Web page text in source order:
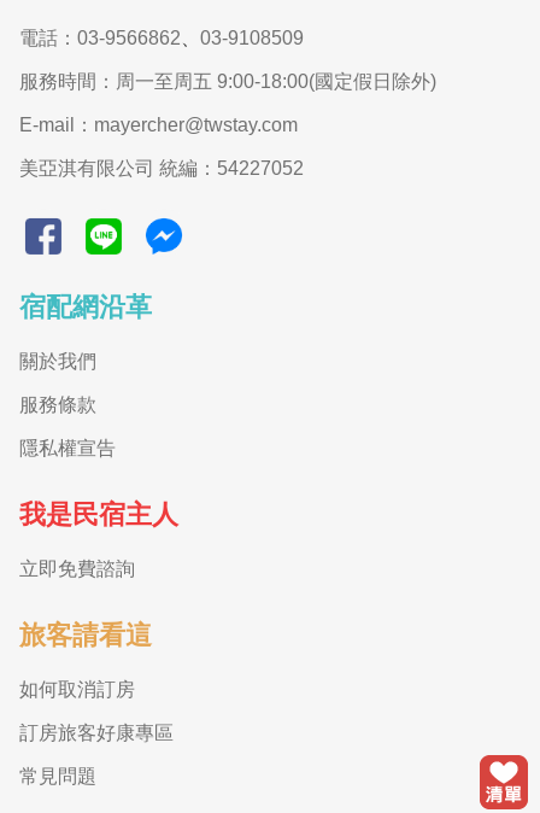
電話：03-9566862 03-9108509
服務時間：周一至周五 9:00-18:00(國定假日除外)
E-mail：mayercher@twstay.com
美亞淇有限公司 統編：54227052
宿配網沿革
關於我們
服務條款
隱私權宣告
我是民宿主人
立即免費諮詢
旅客請看這
如何取消訂房
訂房旅客好康專區
常見問題